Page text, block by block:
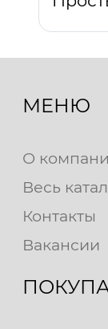
МЕНЮ
О
Весь
Контакты
Вакансии